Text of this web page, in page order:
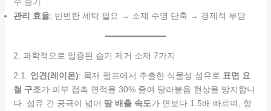
관리 효율: 빈번한 세탁 필요 → 소재 수명 단축 → 경제적 부담
2. 과학적으로 입증된 습기 제거 소재 7가지
2.1. 인견(레이온): 목재 펄프에서 추출한 식물성 섬유로 표면 요
철 구조가 피부 접촉 면적을 30% 줄여 달라붙음 현상을 방지합니
다. 섬유 간 공극이 넓어 땀 배출 속도가 면보다 1.5배 빠르며, 항